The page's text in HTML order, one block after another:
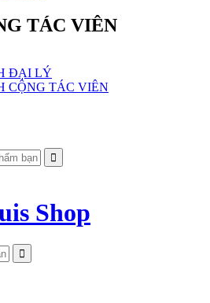
TÁC VIÊN
ĐẠI LÝ
CỘNG TÁC VIÊN